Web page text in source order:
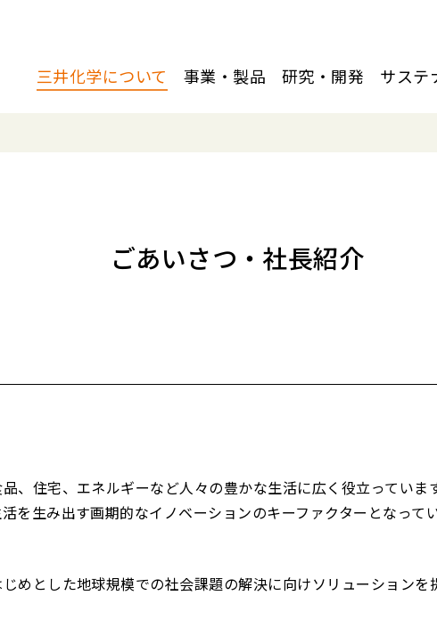
三井化学について 事業・製品 研究・開発 サステ
ごあいさつ・社長紹介
、住宅、エネルギーなど人々の豊かな生活に広く役立っていま
を生み出す画期的なイノベーションのキーファクターとなって
めとした地球規模での社会課題の解決に向けソリューションを